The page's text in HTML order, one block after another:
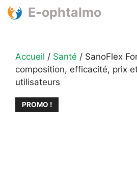
Aller
au
E-ophtalmo
Accueil / Santé / SanoFlex
composition, efficacité, prix
utilisateurs
PROMO !